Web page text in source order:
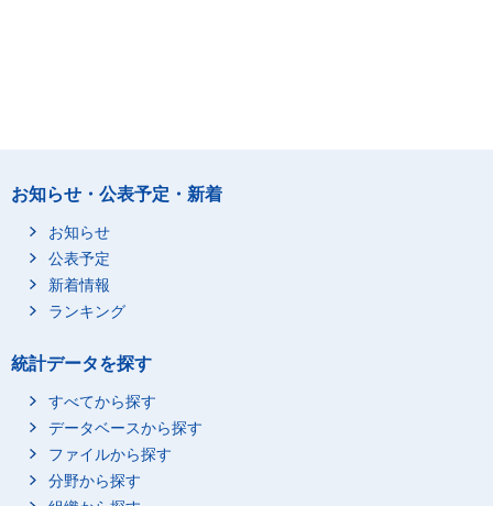
お知らせ・公表予定・新着
お知らせ
公表予定
新着情報
ランキング
統計データを探す
すべてから探す
データベースから探す
ファイルから探す
分野から探す